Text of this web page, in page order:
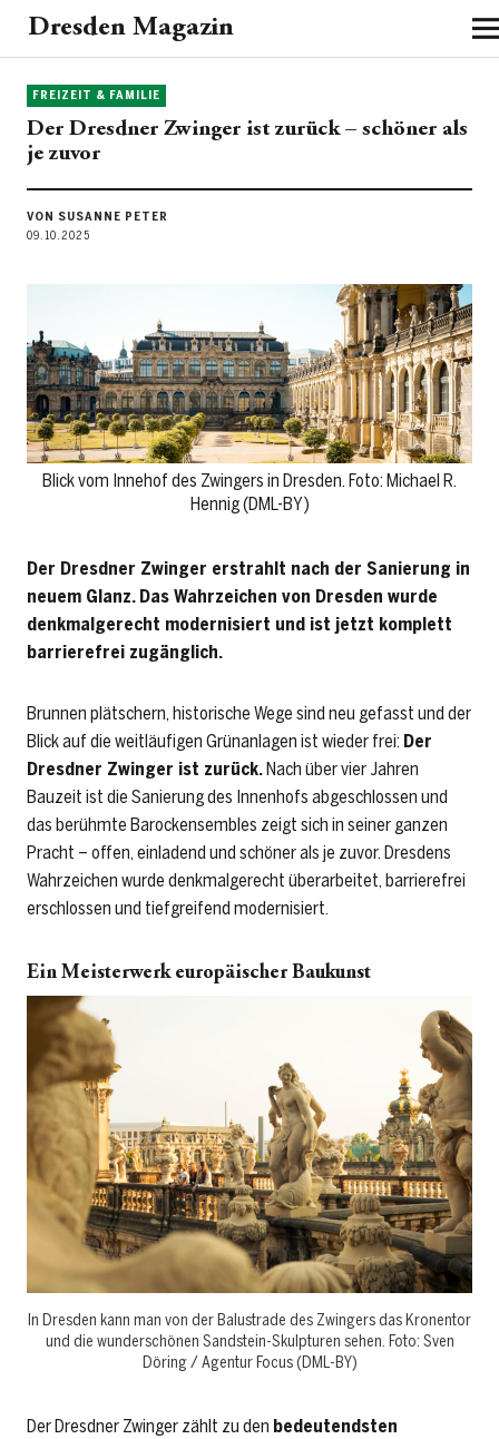
Dresden Magazin
FREIZEIT & FAMILIE
Der Dresdner Zwinger ist zurück – schöner als
je zuvor
VON SUSANNE PETER
09.10.2025
Blick vom Innehof des Zwingers in Dresden. Foto: Michael R.
Hennig (DML-BY)
Der Dresdner Zwinger erstrahlt nach der Sanierung in
neuem Glanz. Das Wahrzeichen von Dresden wurde
denkmalgerecht modernisiert und ist jetzt komplett
barrierefrei zugänglich.
Brunnen plätschern, historische Wege sind neu gefasst und der
Blick auf die weitläufigen Grünanlagen ist wieder frei: Der
Dresdner Zwinger ist zurück.Nach über vier Jahren
Bauzeit ist die Sanierung des Innenhofs abgeschlossen und
das berühmte Barockensembles zeigt sich in seiner ganzen
Pracht – offen, einladend und schöner als je zuvor. Dresdens
Wahrzeichen wurde denkmalgerecht überarbeitet, barrierefrei
erschlossen und tiefgreifend modernisiert.
Ein Meisterwerk europäischer Baukunst
In Dresden kann man von der Balustrade des Zwingers das Kronentor
und die wunderschönen Sandstein-Skulpturen sehen. Foto: Sven
Döring / Agentur Focus (DML-BY)
Der Dresdner Zwinger zählt zu den bedeutendsten